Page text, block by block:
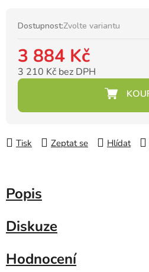
Dostupnost:Zvolte variantu
3 884 Kč
3 210 Kč bez DPH
Tisk Zeptat se Hlídat
Popis
Diskuze
Hodnocení